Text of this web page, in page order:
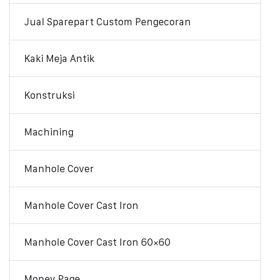
Jual Sparepart Custom Pengecoran
Kaki Meja Antik
Konstruksi
Machining
Manhole Cover
Manhole Cover Cast Iron
Manhole Cover Cast Iron 60×60